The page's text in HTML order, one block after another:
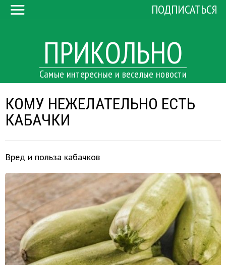
ПРИКОЛЬНО
Самые интересные и веселые новости
ПОДПИСАТЬСЯ
КОМУ НЕЖЕЛАТЕЛЬНО ЕСТЬ
КАБАЧКИ
Вред и польза кабачков